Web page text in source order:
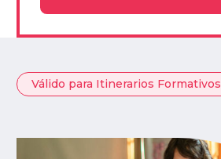
Válido para Itinerarios Formativos